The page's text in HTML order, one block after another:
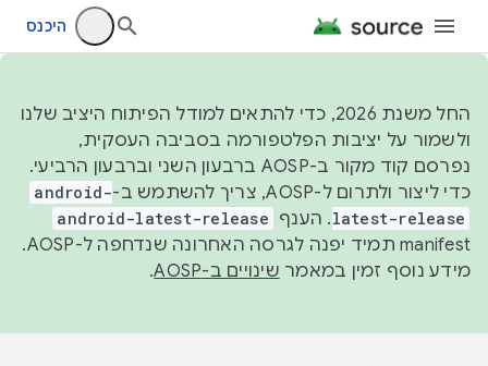
היכנס
החל משנת 2026, כדי להתאים למודל הפיתוח היציב שלנו
ולשמור על יציבות הפלטפורמה בסביבה העסקית,
נפרסם קוד מקור ב-AOSP ברבעון השני וברבעון הרביעי.
כדי ליצור ולתרום ל-AOSP, צריך להשתמש ב-
android-
latest-release. הענף android-latest-release
manifest תמיד יפנה לגרסה האחרונה שנדחפה ל-AOSP.
מידע נוסף זמין במאמר שינויים ב-AOSP .